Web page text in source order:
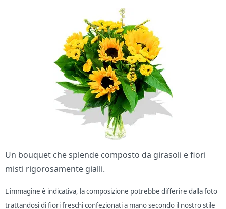
Un bouquet che splende composto da girasoli e fiori
misti rigorosamente gialli.
L'immagine è indicativa, la composizione potrebbe differire dalla foto
trattandosi di fiori freschi confezionati a mano secondo il nostro stile